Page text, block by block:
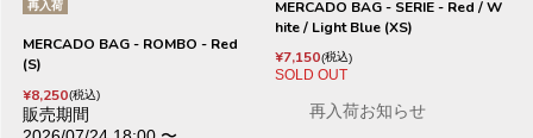
再入荷
MERCADO BAG - ROMBO - Red
(S)
¥8,250 税込
販売期間
MERCADO BAG - SERIE - Red / W
hite / Light Blue (XS)
¥7,150 税込
SOLD OUT
再入荷お知らせ